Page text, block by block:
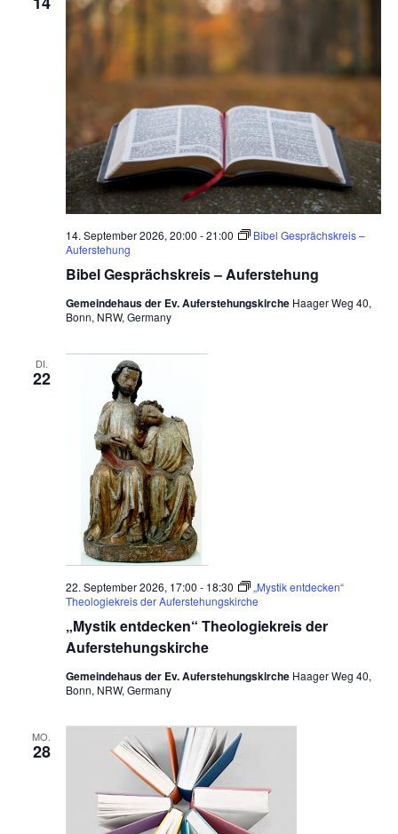
Bibel Gesprächskreis – Auferstehung
14. September 2026, 20:00 -21:00
Bibel Gesprächskreis –
Auferstehung
Gemeindehaus der Ev. Auferstehungskirche Haager Weg 40,
Bonn, NRW, Germany
DI.
22
„Mystik entdecken“ Theologiekreis der
Auferstehungskirche
22. September 2026, 17:00 - 18:30
„Mystik entdecken“
Theologiekreis der Auferstehungskirche
Gemeindehaus der Ev. Auferstehungskirche Haager Weg 40,
Bonn, NRW, Germany
MO.
28